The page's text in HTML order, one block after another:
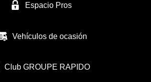
Espacio Pros
Vehículos de ocasión
Club GROUPE RAPIDO